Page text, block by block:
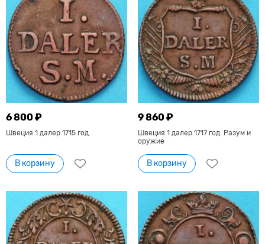
6 800 ₽
Швеция 1 далер 1715 год.
В корзину
9 860 ₽
Швеция 1 далер 1717 год. Разум и
оружие
В корзину